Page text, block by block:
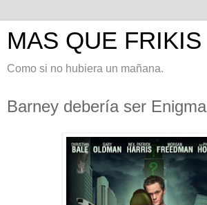
MAS QUE FRIKIS
Como si no hubiera un mañana.
Barney debería ser Enigma